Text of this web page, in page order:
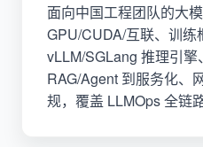
面向中国工程团队的大
GPU/CUDA/互联、训练
vLLM/SGLang 推理引擎
RAG/Agent 到服务化、
规，覆盖 LLMOps 全链路